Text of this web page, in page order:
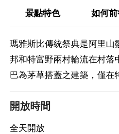
景點特色 如何
瑪雅斯比傳統祭典是阿里山
邦和特富野兩村輪流在村落
巴為茅草搭蓋之建築，僅在
開放時間
全天開放